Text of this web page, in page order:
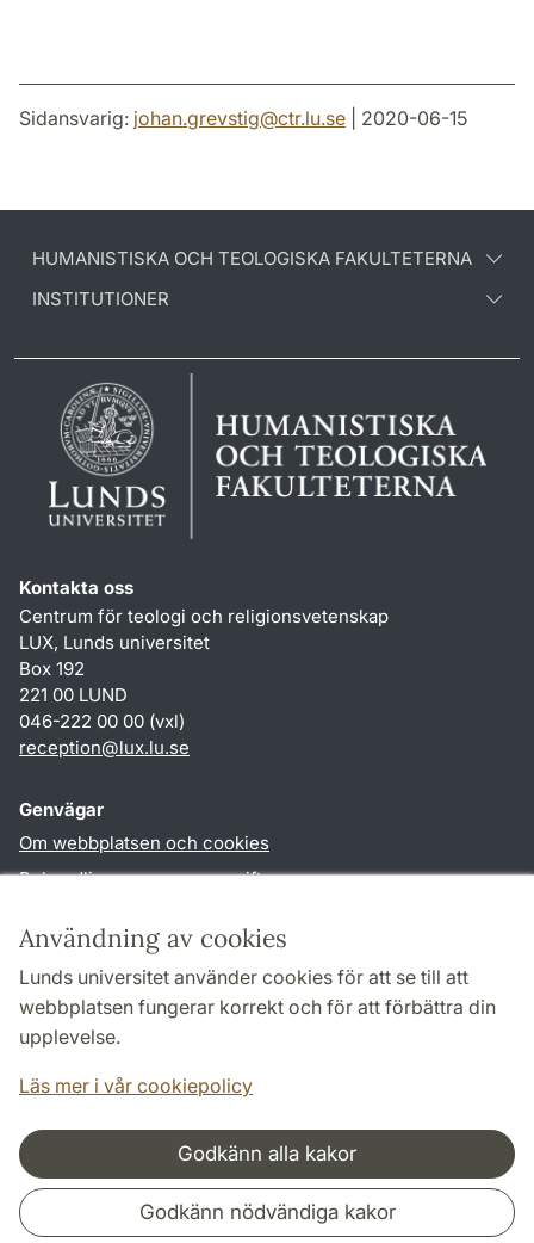
Användning av cookies
Lunds universitet använder cookies för att se till att
webbplatsen fungerar korrekt och för att förbättra din
upplevelse.
Läs mer i vår cookiepolicy
Godkänn alla kakor
Godkänn nödvändiga kakor
Sidansvarig: johan.grevstig@ctr.lu.se | 2020-06-15
HUMANISTISKA OCH TEOLOGISKA FAKULTETERNA
INSTITUTIONER
Kontakta oss
Centrum för teologi och religionsvetenskap
LUX, Lunds universitet
Box 192
221 00 LUND
046-222 00 00 (vxl)
reception@lux.lu.se
Genvägar
Om webbplatsen och cookies
Behandling av personuppgifter
TYPO3-login
Följ oss i sociala medier
Samarbeten och nätverk